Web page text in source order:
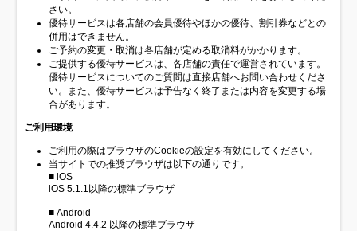
さい。
優待サービスは各店舗の会員優待やほかの優待、割引券などとの
併用はできません。
ご予約の変更・取消は各店舗が定める取消料がかかります。
ご提供する優待サービスは、各店舗の責任で運営されています。
優待サービスについてのご質問は直接店舗へお問い合わせくださ
い。また、優待サービスは予告なく終了または内容を変更する場
合があります。
ご利用環境
ご利用の際はブラウザのCookieの設定を有効にしてください。
当サイトでの推奨ブラウザは以下の通りです。
■ iOS
iOS 5.1.1以降の標準ブラウザ
■ Android
Android 4.4.2 以降の標準ブラウザ